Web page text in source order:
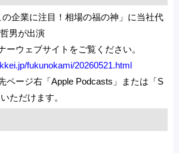
企業に注目！相場の福の神」に当社代
男が出演
ウェブサイトをご覧ください。
fukunokami/20260521.html
ページ右「Apple Podcasts」または「S
ただけます。